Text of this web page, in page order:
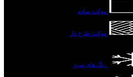
موکت ساده
موکت طرح دار
رنگ های سرد